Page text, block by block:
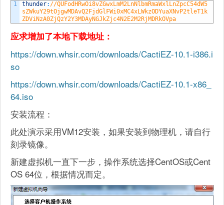
1 thunder: //QUFodHRwOi8vZGwxLmM2LnNlbmRmaWxlLnZpcC54dW5
sZWkuY29tOjgwMDAvQ2FjdGlFWi0xMC4xLWkzODYuaXNvP2tleT1k
ZDViNzA0ZjQzY2Y3MDAyNGJkZjc4N2E2M2RjMDRkOVpa
应求增加了本地下载地址：
https://down.whsir.com/downloads/CactiEZ-10.1-i386.i
so
https://down.whsir.com/downloads/CactiEZ-10.1-x86_
64.iso
安装流程：
此处演示采用VM12安装，如果安装到物理机，请自行
刻录镜像。
新建虚拟机一直下一步，操作系统选择CentOS或Cent
OS 64位，根据情况而定。